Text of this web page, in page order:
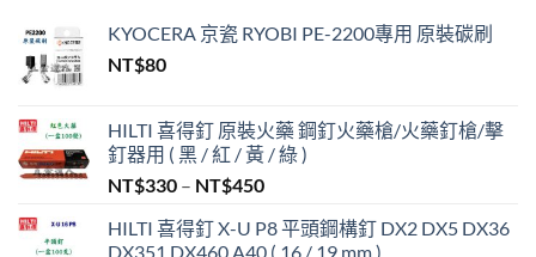
KYOCERA 京瓷 RYOBI PE-2200專用 原裝碳刷
NT$80
HILTI 喜得釘 原裝火藥 鋼釘火藥槍/火藥釘槍/擊
釘器用 ( 黑 / 紅 / 黃 / 綠 )
NT$330 – NT$450價
範
HILTI 喜得釘 X-U P8 平頭鋼構釘 DX2 DX5 DX36
DX351 DX460 A40 ( 16 / 19 mm )